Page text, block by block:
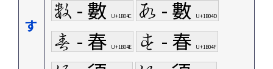
す
𛁌 - 數 U+1B04C 𛁍 - 數 U+1B04D
𛁎 - 春 U+1B04E 𛁏 - 春 U+1B04F